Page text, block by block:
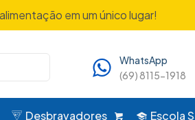
em um único lugar!
WhatsApp
(69) 8115-1918
Desbravadores Escola